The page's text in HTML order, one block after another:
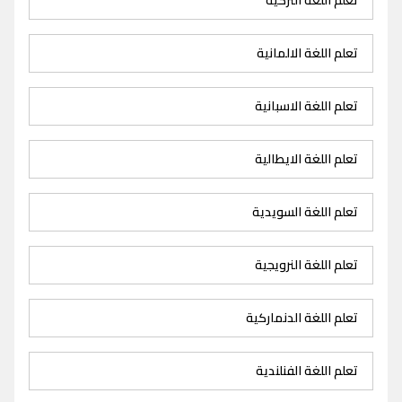
تعلم اللغة الالمانية
تعلم اللغة الاسبانية
تعلم اللغة الايطالية
تعلم اللغة السويدية
تعلم اللغة النرويجية
تعلم اللغة الدنماركية
تعلم اللغة الفنلندية